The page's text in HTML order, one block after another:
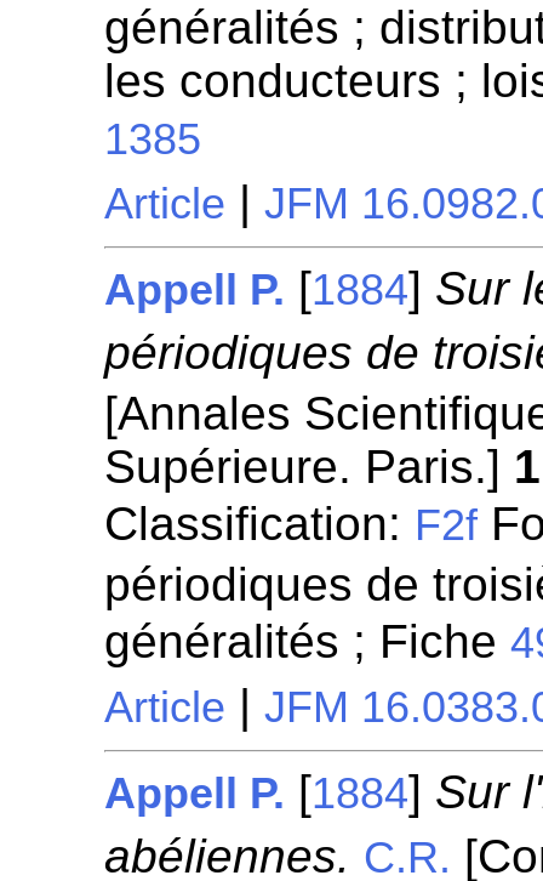
généralités ;
les conducteurs ;
1385
Article |JFM
Appell P. [1884] Sur
périodiques de
[Annales
Supérieure. Paris.] 1
Classification: F2f
périodiques de
généralités ; Fiche
Article |JFM
Appell P. [1884] Sur
abéliennes. C.R.